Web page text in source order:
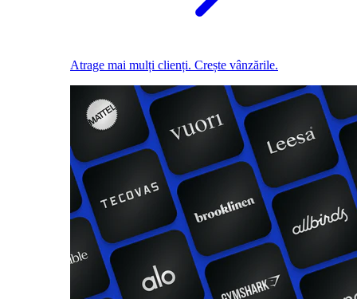
Atrage mai mulți clienți. Crește vânzările.